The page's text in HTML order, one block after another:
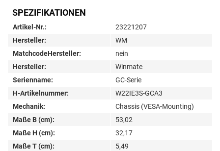
SPEZIFIKATIONEN
Artikel-Nr.:
23221207
Hersteller:
WM
MatchcodeHersteller:
nein
Hersteller:
Winmate
Serienname:
GC-Serie
H-Artikelnummer:
W22IE3S-GCA3
Mechanik:
Chassis (VESA-Mounting)
Maße B (cm):
53,02
Maße H (cm):
32,17
Maße T (cm):
5,49